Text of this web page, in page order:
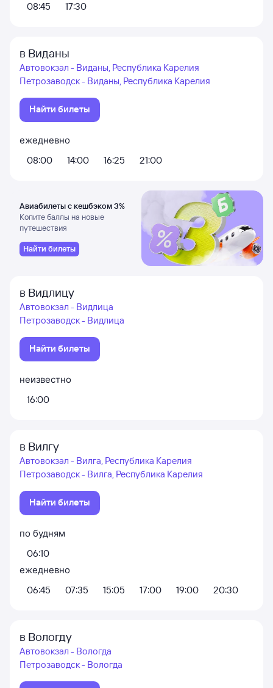
08:45
17:30
в Виданы
Автовокзал - Виданы, Республика Карелия
Петрозаводск - Виданы, Республика Карелия
Найти билеты
ежедневно
08:00
14:00 16:25 21:00
Авиабилеты с кешбэком 3%
Копите баллы на новые
путешествия
Найти билеты
в Видлицу
Автовокзал - Видлица
Петрозаводск - Видлица
Найти билеты
неизвестно
16:00
в Вилгу
Автовокзал - Вилга, Республика Карелия
Петрозаводск - Вилга, Республика Карелия
Найти билеты
по будням
06:10
ежедневно
06:45
07:35 15:05 17:00 19:00 20:30
в Вологду
Автовокзал - Вологда
Петрозаводск - Вологда